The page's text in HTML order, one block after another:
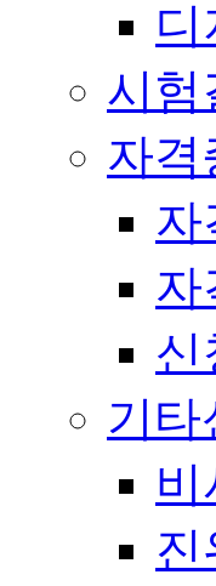
디
시험
자격
자
자
신
기타
비
진